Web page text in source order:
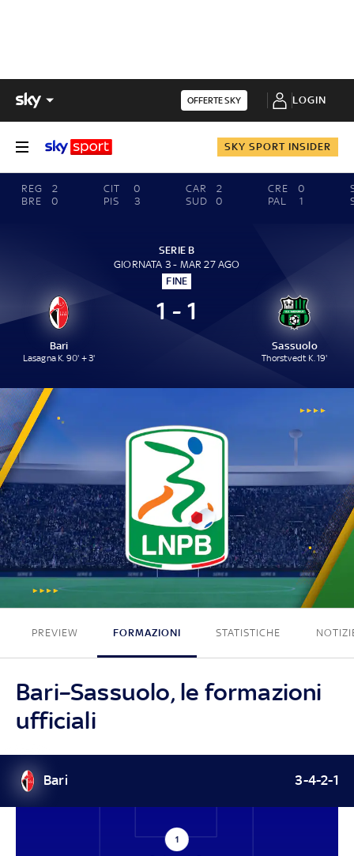
OFFERTE SKY LOGIN
SKY SPORT INSIDER
REG
2
BRE
0
CIT
0
PIS
3
CAR
2
SUD
0
CRE
0
PAL
1
SERIE B
GIORNATA 3 - MAR 27 AGO
FINE
Bari
Lasagna K. 90' + 3'
1 - 1
Sassuolo
Thorstvedt K. 19'
1 - 1
PREVIEW FORMAZIONI STATISTICHE
Bari–Sassuolo, le formazioni
ufficiali
Bari 3-4-2-1
1